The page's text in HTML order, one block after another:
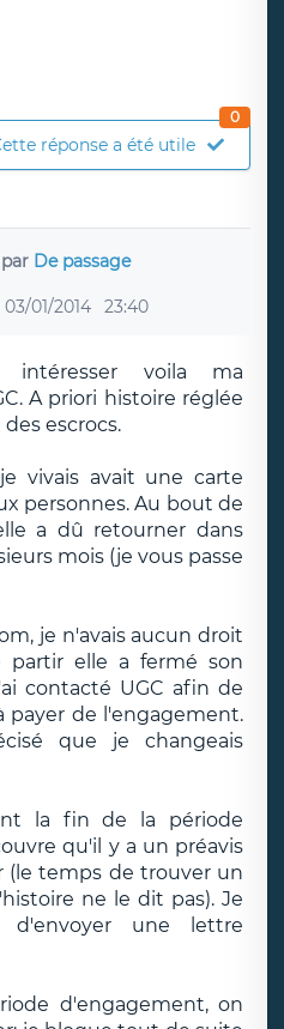
réponse a été utile
0
De passage
03/01/2014 23:40
voila ma
A priori histoire réglée
escrocs.
vivais avait une carte
personnes. Au bout de
a dû retourner dans
mois (je vous passe
je n'avais aucun droit
partir elle a fermé son
contacté UGC afin de
payer de l'engagement.
que je changeais
la fin de la période
qu'il y a un préavis
(le temps de trouver un
ne le dit pas). Je
une lettre
d'engagement, on